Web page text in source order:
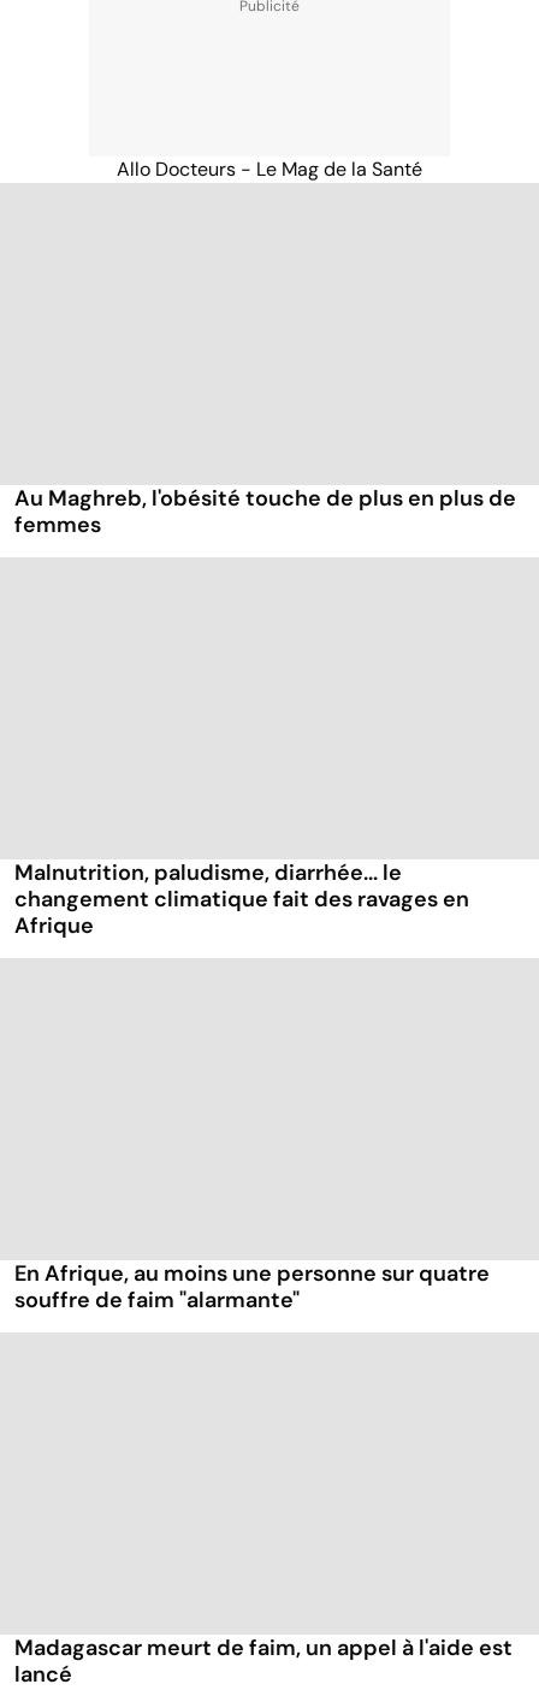
Allo Docteurs - Le Mag de la Santé
Au Maghreb, l'obésité touche de plus en plus de
femmes
Malnutrition, paludisme, diarrhée... le
changement climatique fait des ravages en
Afrique
En Afrique, au moins une personne sur quatre
souffre de faim "alarmante"
Madagascar meurt de faim, un appel à l'aide est
lancé